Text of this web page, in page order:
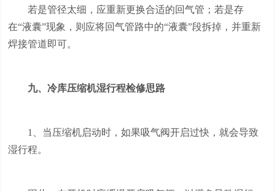
若是管径太细，应重新更换合适的回气管；若是存
在“液囊”现象，则应将回气管路中的“液囊”段拆掉，并重新
焊接管道即可。
九、冷库压缩机湿行程检修思路
1、当压缩机启动时，如果吸气阀开启过快，就会导致
湿行程。